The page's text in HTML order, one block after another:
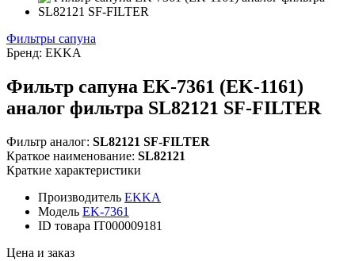
Фильтры сапуна
Бренд: EKKA
Фильтр сапуна EK-7361 (EK-1161)
аналог фильтра SL82121 SF-FILTER
Фильтр аналог: SL82121 SF-FILTER
Краткое наименование: SL82121
Краткие характеристики
Производитель EKKA
Модель EK-7361
ID товара IT000009181
Цена и заказ